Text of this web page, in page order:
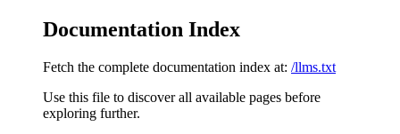
Documentation Index
Fetch the complete documentation index at: /llms.txt
Use this file to discover all available pages before
exploring further.